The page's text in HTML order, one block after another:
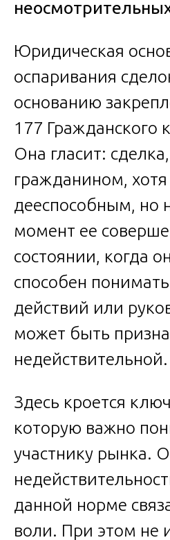
Юридическая
оспаривания
основанию
177 Гражданского
Она гласит:
гражданином, хотя
дееспособным, но
момент ее
состоянии, когда
способен
действий или
может быть
недействительной.
Здесь кроется
которую важно
участнику рынка.
данной норме
воли. При этом не